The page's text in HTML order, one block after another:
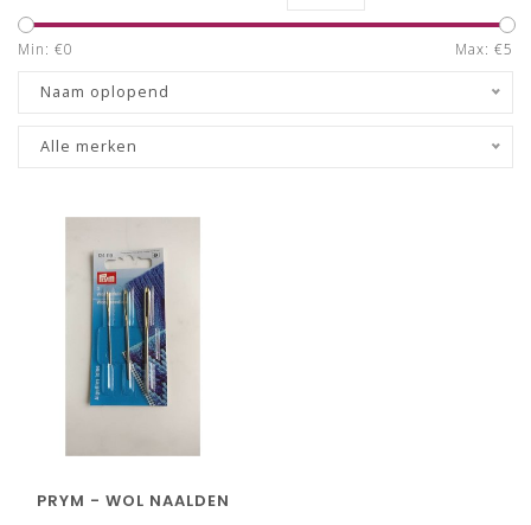
Min: €0 Max: €5
Naam oplopend
Alle merken
PRYM - WOL NAALDEN